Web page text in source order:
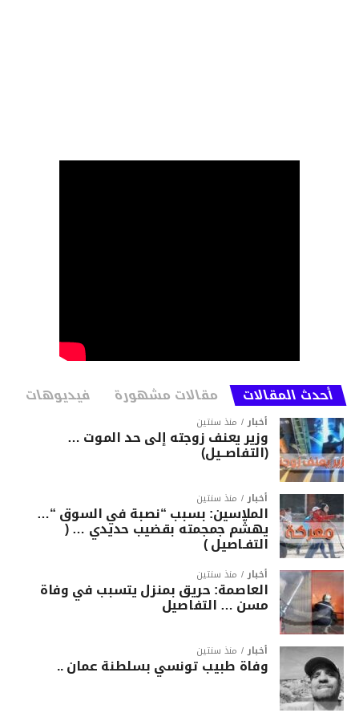
أحدث المقالات مقالات مشهورة فيديوهات
أخبار منذ سنتين
وزير يعنف زوجته إلى حد الموت …
(التفاصــيل)
أخبار منذ سنتين
الملاسين: بسبب “نصبة في السوق “…
يهشّم جمجمته بقضيب حديدي … (
التفـاصيل )
أخبار منذ سنتين
العاصمة: حريق بمنزل يتسبب في وفاة
مسن … التفاصيل
أخبار منذ سنتين
وفاة طبيب تونسي بسلطنة عمان ..